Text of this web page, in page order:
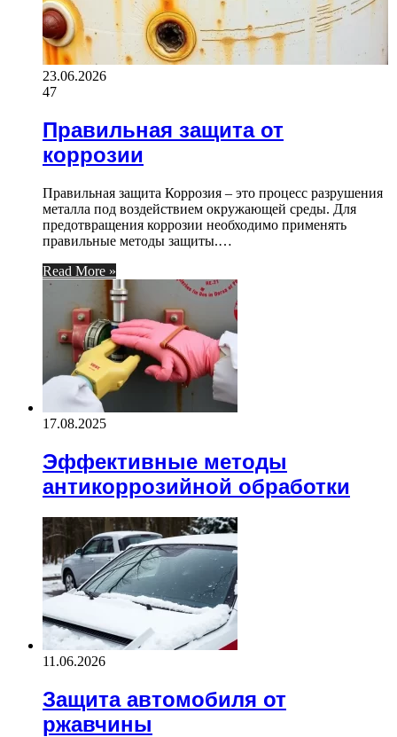
23.06.2026
47
Правильная защита от
коррозии
Правильная защита Коррозия – это процесс разрушения
металла под воздействием окружающей среды. Для
предотвращения коррозии необходимо применять
правильные методы защиты.…
Read More »
17.08.2025
Эффективные методы
антикоррозийной обработки
11.06.2026
Защита автомобиля от
ржавчины